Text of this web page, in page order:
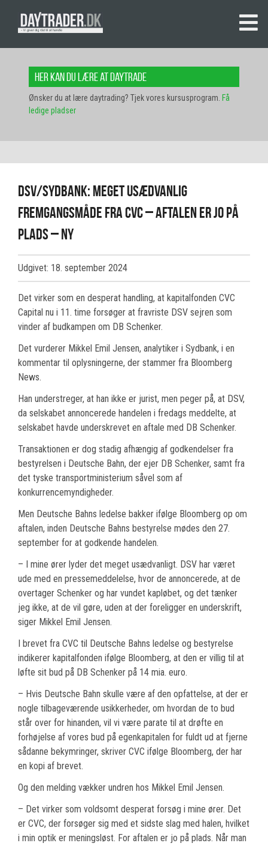
Her kan du lære at daytrade
Ønsker du at lære daytrading? Tjek vores kursusprogram. Få
ledige pladser
DSV/Sydbank: Meget usædvanlig
fremgangsmåde fra CVC – aftalen er jo på
plads – NY
Udgivet: 18. september 2024
Det virker som en desperat handling, at kapitalfonden CVC
Capital nu i 11. time forsøger at fravriste DSV sejren som
vinder af budkampen om DB Schenker.
Det vurderer Mikkel Emil Jensen, analytiker i Sydbank, i en
kommentar til oplysningerne, der stammer fra Bloomberg
News.
Han understreger, at han ikke er jurist, men peger på, at DSV,
da selskabet annoncerede handelen i fredags meddelte, at
selskabet havde underskrevet en aftale med DB Schenker.
Transaktionen er dog stadig afhængig af godkendelser fra
bestyrelsen i Deutsche Bahn, der ejer DB Schenker, samt fra
det tyske transportministerium såvel som af
konkurrencemyndigheder.
Men Deutsche Bahns ledelse bakker ifølge Bloomberg op om
aftalen, inden Deutsche Bahns bestyrelse mødes den 27.
september for at godkende handelen.
– I mine ører lyder det meget usædvanligt. DSV har været
ude med en pressemeddelelse, hvor de annoncerede, at de
overtager Schenker og har vundet kapløbet, og det tænker
jeg ikke, at de vil gøre, uden at der foreligger en underskrift,
siger Mikkel Emil Jensen.
I brevet fra CVC til Deutsche Bahns ledelse og bestyrelse
indikerer kapitalfonden ifølge Bloomberg, at den er villig til at
løfte sit bud på DB Schenker på 14 mia. euro.
– Hvis Deutsche Bahn skulle være af den opfattelse, at der er
nogle tilbageværende usikkerheder, om hvordan de to bud
står over for hinanden, vil vi være parate til at drøfte en
forhøjelse af vores bud på egenkapitalen for fuldt ud at fjerne
sådanne bekymringer, skriver CVC ifølge Bloomberg, der har
en kopi af brevet.
Og den melding vækker undren hos Mikkel Emil Jensen.
– Det virker som voldsomt desperat forsøg i mine ører. Det
er CVC, der forsøger sig med et sidste slag med halen, hvilket
i min optik er meningsløst. For aftalen er jo på plads. Når man